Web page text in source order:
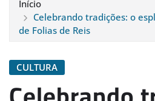
Início
Celebrando tradições: o
de Folias de Reis
CULTURA